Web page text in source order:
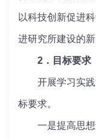
以科技创新促进
进研究所建设的新
2．目标要求
开展学习实践
标要求。
一是提高思想